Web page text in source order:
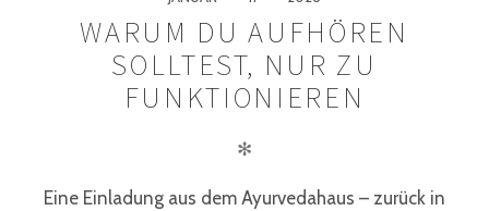
WARUM DU AUFHÖREN
SOLLTEST, NUR ZU
FUNKTIONIEREN
✻
Eine Einladung aus dem Ayurvedahaus – zurück in